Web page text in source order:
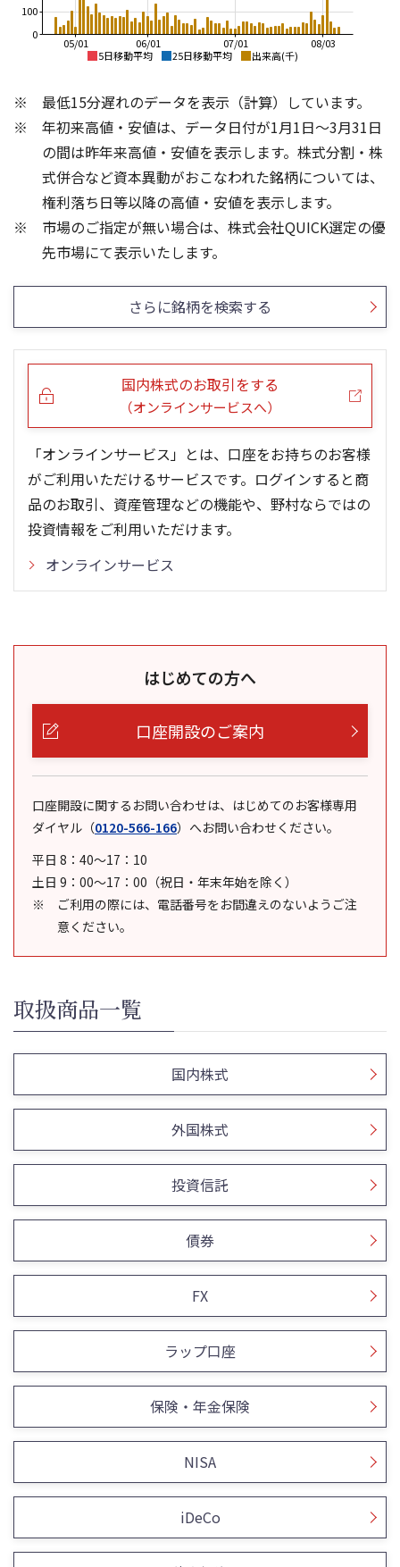
5日移動平均 25日移動平均 出来高(千)
08/03
07/01
06/01
05/01
0
100
13週移動平均 26週移動平均 出来高(千)
1,000
1,400
1,600
1,800
0
300
5ヶ月移動平均 25ヶ月移動平均 出来高(千)
500
1,500
2,000
2,500
3,000
0
200
400
最低15分遅れのデータを表示（計算）しています。
年初来高値・安値は、データ日付が1月1日～3月31日
の間は昨年来高値・安値を表示します。株式分割・株
式併合など資本異動がおこなわれた銘柄については、
権利落ち日等以降の高値・安値を表示します。
市場のご指定が無い場合は、株式会社QUICK選定の優
先市場にて表示いたします。
さらに銘柄を検索する
国内株式のお取引をする
（オンラインサービスへ）
「オンラインサービス」とは、口座をお持ちのお客様
がご利用いただけるサービスです。ログインすると商
品のお取引、資産管理などの機能や、野村ならではの
投資情報をご利用いただけます。
オンラインサービス
はじめての方へ
口座開設のご案内
口座開設に関するお問い合わせは、はじめてのお客様専用
ダイヤル （0120-566-166） へお問い合わせください。
平日 8：40～17：10
土日 9：00～17：00（祝日・年末年始を除く）
ご利用の際には、電話番号をお間違えのないようご注
意ください。
取扱商品一覧
国内株式
外国株式
投資信託
債券
FX
ラップ口座
保険・年金保険
NISA
iDeCo